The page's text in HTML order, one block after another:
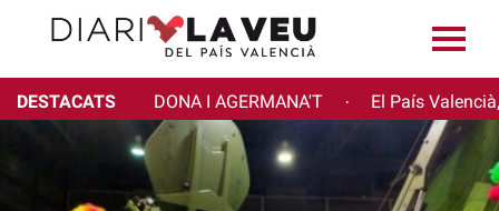
DESTACATS DONA I AGERMANA'T · El País